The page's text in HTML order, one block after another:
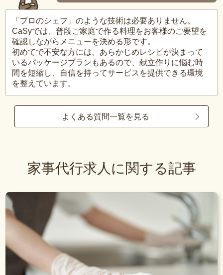
「プロのシェフ」のような技術は必要ありません。
CaSyでは、普段ご家庭で作る料理をお客様のご要望を
確認しながらメニューを決める形です。
初めてで不安な方には、あらかじめレシピが決まって
いるパッケージプランもあるので、献立作りに悩む時
間を短縮し、自信を持ってサービスを提供できる環境
を整えています。
よくある質問一覧を見る
家事代行求人に関する記事